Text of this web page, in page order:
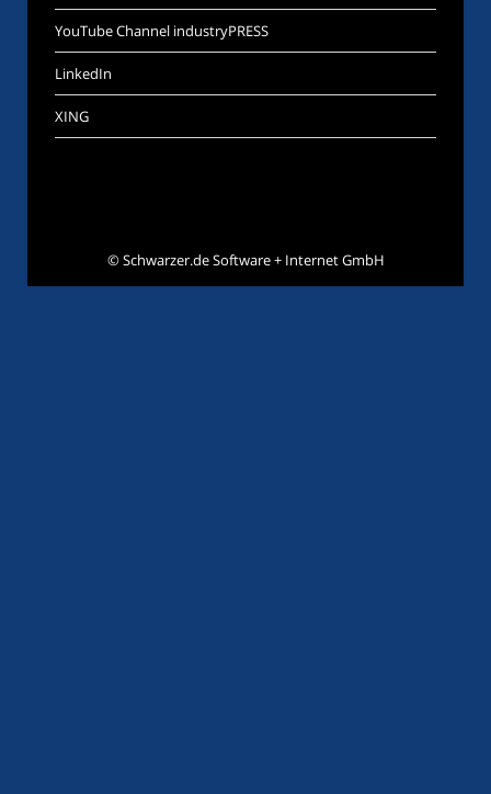
YouTube Channel industryPRESS
LinkedIn
XING
©Schwarzer.de Software + Internet GmbH